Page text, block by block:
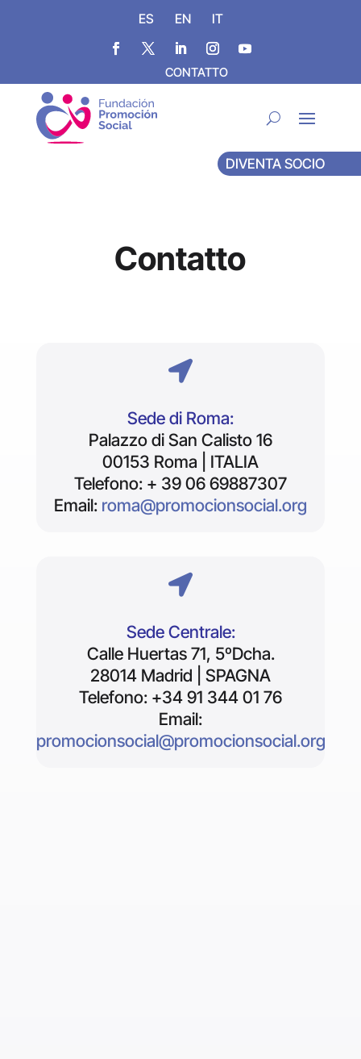
ES EN IT
CONTATTO
DIVENTA SOCIO
Contatto

Sede di Roma:
Palazzo di San Calisto 16
00153 Roma | ITALIA
Telefono: + 39 06 69887307
Email: roma@promocionsocial.org

Sede Centrale:
Calle Huertas 71, 5ºDcha.
28014 Madrid | SPAGNA
Telefono: +34 91 344 01 76
Email:
promocionsocial@promocionsocial.org